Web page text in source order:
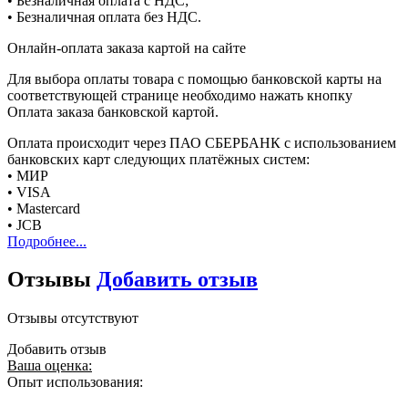
• Безналичная оплата без НДС.
Онлайн-оплата заказа картой на сайте
Для выбора оплаты товара с помощью банковской карты на
соответствующей странице необходимо нажать кнопку
Оплата заказа банковской картой.
Оплата происходит через ПАО СБЕРБАНК с использованием
банковских карт следующих платёжных систем:
• МИР
• VISA
• Mastercard
• JCB
Подробнее...
Отзывы Добавить отзыв
Отзывы отсутствуют
Добавить отзыв
Ваша оценка:
Опыт использования: